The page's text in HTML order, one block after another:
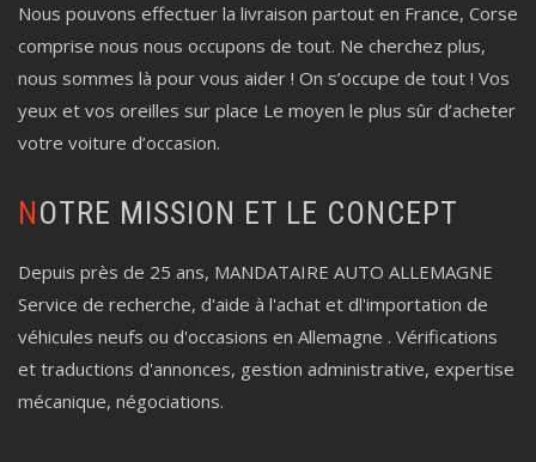
Nous pouvons effectuer la livraison partout en France, Corse
comprise nous nous occupons de tout. Ne cherchez plus,
nous sommes là pour vous aider ! On s’occupe de tout ! Vos
yeux et vos oreilles sur place Le moyen le plus sûr d’acheter
votre voiture d’occasion.
NOTRE MISSION ET LE CONCEPT
Depuis près de 25 ans, MANDATAIRE AUTO ALLEMAGNE
Service de recherche, d'aide à l'achat et dl'importation de
véhicules neufs ou d'occasions en Allemagne . Vérifications
et traductions d'annonces, gestion administrative, expertise
mécanique, négociations.